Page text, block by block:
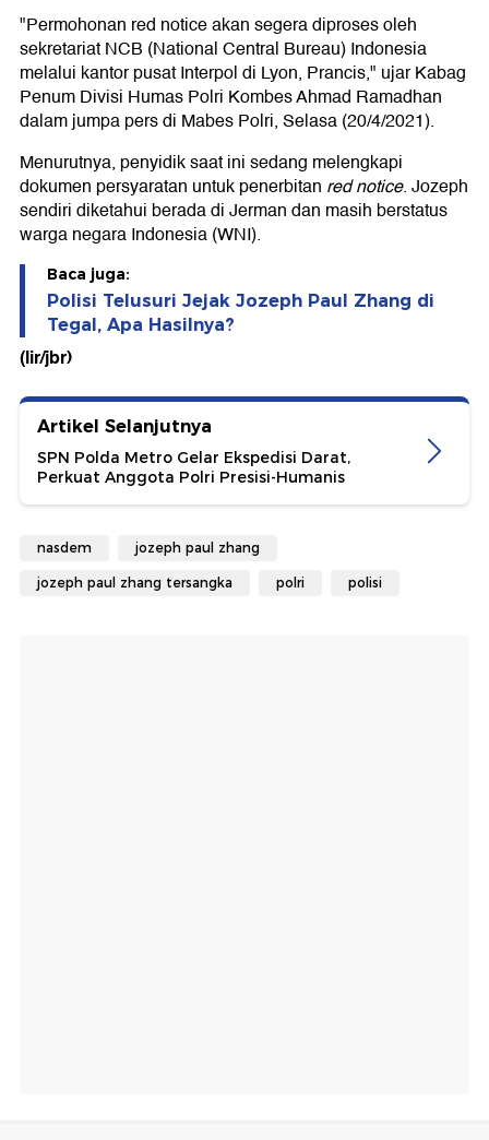
"Permohonan red notice akan segera diproses oleh
sekretariat NCB (National Central Bureau) Indonesia
melalui kantor pusat Interpol di Lyon, Prancis," ujar Kabag
Penum Divisi Humas Polri Kombes Ahmad Ramadhan
dalam jumpa pers di Mabes Polri, Selasa (20/4/2021).
Menurutnya, penyidik saat ini sedang melengkapi
dokumen persyaratan untuk penerbitan red notice. Jozeph
sendiri diketahui berada di Jerman dan masih berstatus
warga negara Indonesia (WNI).
Baca juga:
Polisi Telusuri Jejak Jozeph Paul Zhang di
Tegal, Apa Hasilnya?
(lir/jbr)
Artikel Selanjutnya
SPN Polda Metro Gelar Ekspedisi Darat,
Perkuat Anggota Polri Presisi-Humanis
nasdem jozeph paul zhang
jozeph paul zhang tersangka polri polisi